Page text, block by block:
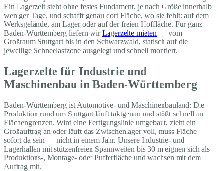
Ein Lagerzelt steht ohne festes Fundament, je nach Größe innerhalb
weniger Tage, und schafft genau dort Fläche, wo sie fehlt: auf dem
Werksgelände, am Lager oder auf der freien Hoffläche. Für ganz
Baden-Württemberg liefern wirLagerzelte mieten — vom
Großraum Stuttgart bis in den Schwarzwald, statisch auf die
jeweilige Schneelastzone ausgelegt und schnell montiert.
Lagerzelte für Industrie und
Maschinenbau in Baden-Württemberg
Baden-Württemberg ist Automotive- und Maschinenbauland: Die
Produktion rund um Stuttgart läuft taktgenau und stößt schnell an
Flächengrenzen. Wird eine Fertigungslinie umgebaut, zieht ein
Großauftrag an oder läuft das Zwischenlager voll, muss Fläche
sofort da sein — nicht in einem Jahr. Unsere Industrie- und
Lagerhallen mit stützenfreien Spannweiten bis 30 m eignen sich als
Produktions-, Montage- oder Pufferfläche und wachsen mit dem
Auftrag mit.